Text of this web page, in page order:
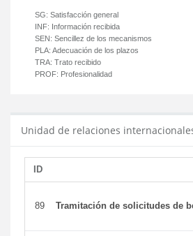
SG: Satisfacción general
INF: Información recibida
SEN: Sencillez de los mecanismos
PLA: Adecuación de los plazos
TRA: Trato recibido
PROF: Profesionalidad
Unidad de relaciones
ID
89 Tramitación de solicitudes de